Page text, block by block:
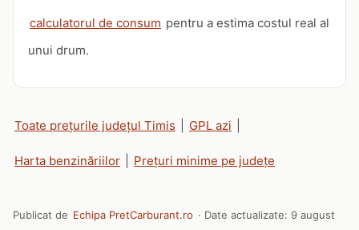
calculatorul de consum pentru a estima costul real al
unui drum.
Toate prețurile județul Timis GPL azi
Harta benzinăriilor Prețuri minime pe județe
Publicat de Echipa PretCarburant.ro · Date actualizate: 9 august